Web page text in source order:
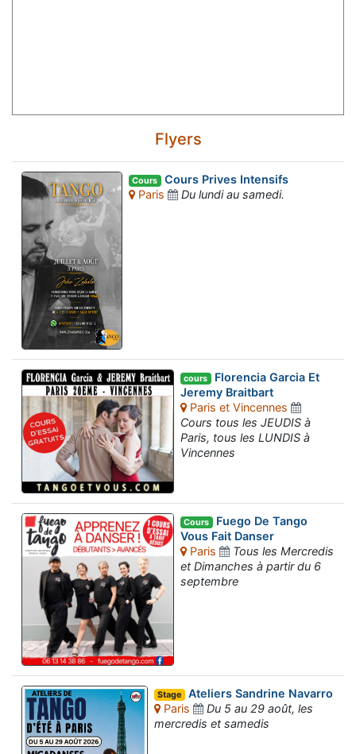
Flyers
Cours Cours Prives Intensifs
Paris
Du lundi au samedi.
cours Florencia Garcia Et
Jeremy Braitbart
Paris et Vincennes
Cours tous les JEUDIS à
Paris, tous les LUNDIS à
Vincennes
Cours Fuego De Tango
Vous Fait Danser
Paris
Tous les Mercredis
et Dimanches à partir du 6
septembre
Stage Ateliers Sandrine Navarro
Paris
Du 5 au 29 août, les
mercredis et samedis